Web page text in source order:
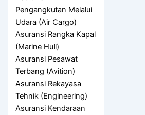
Pengangkutan Melalui
Udara (Air Cargo)
Asuransi Rangka Kapal
(Marine Hull)
Asuransi Pesawat
Terbang (Avition)
Asuransi Rekayasa
Tehnik (Engineering)
Asuransi Kendaraan